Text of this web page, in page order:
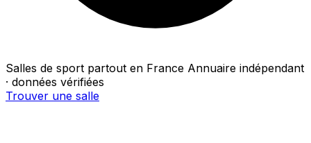
Salles de sport partout en France Annuaire indépendant
· données vérifiées
Trouver une salle